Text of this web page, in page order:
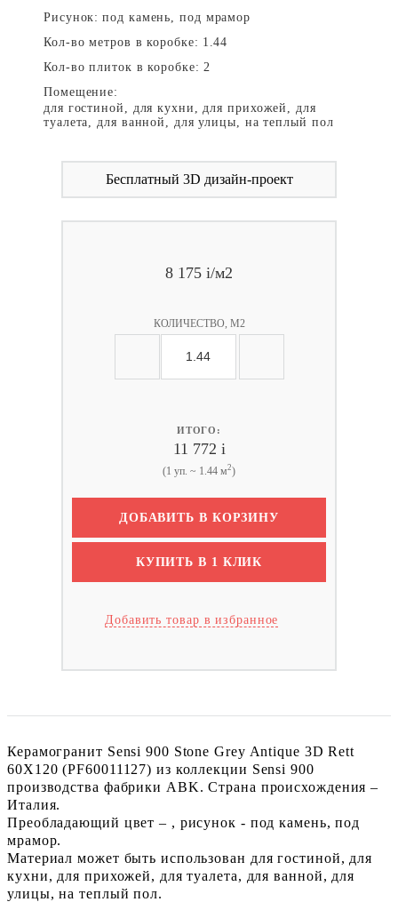
Рисунок: под камень, под мрамор
Кол-во метров в коробке: 1.44
Кол-во плиток в коробке: 2
Помещение:
для гостиной, для кухни, для прихожей, для
туалета, для ванной, для улицы, на теплый пол
Бесплатный 3D дизайн-проект
8 175 i/м2
КОЛИЧЕСТВО, М2
ИТОГО:
11 772 i
(1 уп. ~ 1.44 м2)
ДОБАВИТЬ В КОРЗИНУ
КУПИТЬ В 1 КЛИК
Добавить товар в избранное
Керамогранит Sensi 900 Stone Grey Antique 3D Rett
60X120 (PF60011127) из коллекции Sensi 900
производства фабрики ABK. Страна происхождения –
Италия.
Преобладающий цвет – , рисунок - под камень, под
мрамор.
Материал может быть использован для гостиной, для
кухни, для прихожей, для туалета, для ванной, для
улицы, на теплый пол.